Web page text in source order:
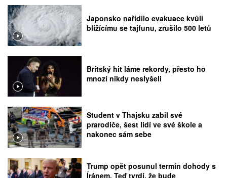
Japonsko nařídilo evakuace kvůli
blížícímu se tajfunu, zrušilo 500 letů
Britský hit láme rekordy, přesto ho
mnozí nikdy neslyšeli
Student v Thajsku zabil své
prarodiče, šest lidí ve své škole a
nakonec sám sebe
Trump opět posunul termín dohody s
Íránem. Teď tvrdí, že bude